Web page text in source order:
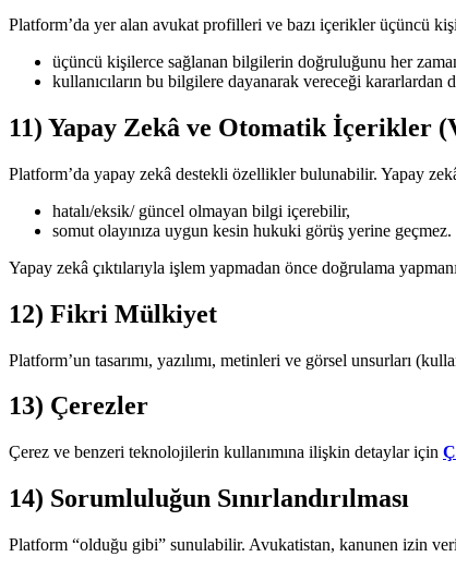
Platform’da yer alan avukat profilleri ve bazı içerikler üçüncü
üçüncü kişilerce sağlanan bilgilerin doğruluğunu her
kullanıcıların bu bilgilere dayanarak vereceği
11) Yapay Zekâ ve Otomatik İçerikler
Platform’da yapay zekâ destekli özellikler bulunabilir. Yapay zekâ
hatalı/eksik/ güncel olmayan bilgi içerebilir,
somut olayınıza uygun kesin hukuki görüş yerine geçmez.
Yapay zekâ çıktılarıyla işlem yapmadan önce doğrulama
12) Fikri Mülkiyet
Platform’un tasarımı, yazılımı, metinleri ve görsel unsurları
13) Çerezler
Çerez ve benzeri teknolojilerin kullanımına ilişkin detaylar için
14) Sorumluluğun Sınırlandırılması
Platform “olduğu gibi” sunulabilir. Avukatistan, kanunen izin